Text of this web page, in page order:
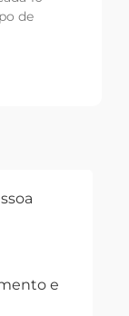
de
e